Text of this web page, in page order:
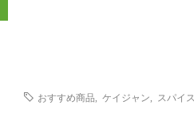
おすすめ商品 ,ケイジャン スパイス